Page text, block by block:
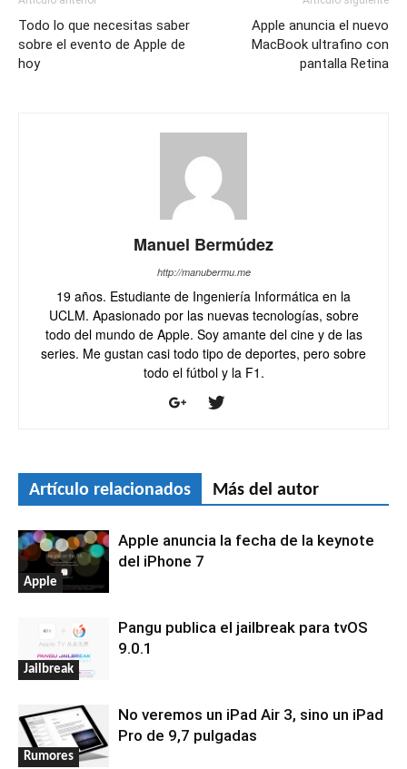
Todo lo que necesitas saber
sobre el evento de Apple de
hoy
Apple anuncia el nuevo
MacBook ultrafino con
pantalla Retina
Manuel Bermúdez
http://manubermu.me
19 años. Estudiante de Ingeniería Informática en la
UCLM. Apasionado por las nuevas tecnologías, sobre
todo del mundo de Apple. Soy amante del cine y de las
series. Me gustan casi todo tipo de deportes, pero sobre
todo el fútbol y la F1.
Artículo relacionados Más del autor
Apple
Apple anuncia la fecha de la keynote
del iPhone 7
Jailbreak
Pangu publica el jailbreak para tvOS
9.0.1
Rumores
No veremos un iPad Air 3, sino un iPad
Pro de 9,7 pulgadas